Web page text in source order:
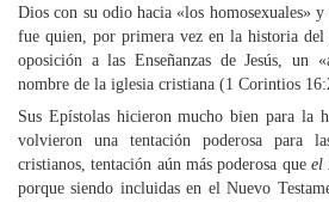
Dios con su odio hacia «los homosexuales»
fue quien, por primera vez en la historia
oposición a las Enseñanzas de Jesús, un
nombre de la iglesia cristiana (1 Corintios
Sus Epístolas hicieron mucho bien para la
volvieron una tentación poderosa para
cristianos, tentación aún más poderosa queel
porque siendo incluidas en el Nuevo